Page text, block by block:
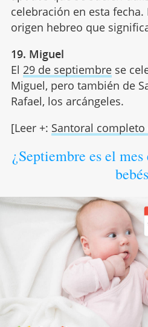
celebración en esta
origen hebreo que
19. Miguel
El 29 de septiembrese
Miguel, pero también de
Rafael, los arcángeles.
[Leer +: Santoral
¿Septiembre es el